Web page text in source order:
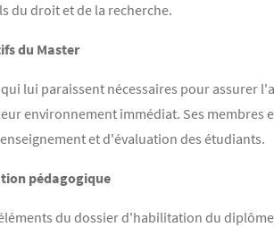
du droit et de la recherche.
du Master
qui lui paraissent nécessaires pour
environnement immédiat. Ses
et d'évaluation des étudiants.
pédagogique
éléments du dossier d'habilitation du